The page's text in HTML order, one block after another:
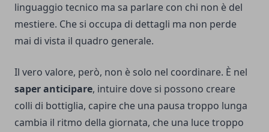
linguaggio tecnico ma sa parlare con chi non è del
mestiere. Che si occupa di dettagli ma non perde
mai di vista il quadro generale.
Il vero valore, però, non è solo nel coordinare. È nel
saper anticipare, intuire dove si possono creare
colli di bottiglia, capire che una pausa troppo lunga
cambia il ritmo della giornata, che una luce troppo